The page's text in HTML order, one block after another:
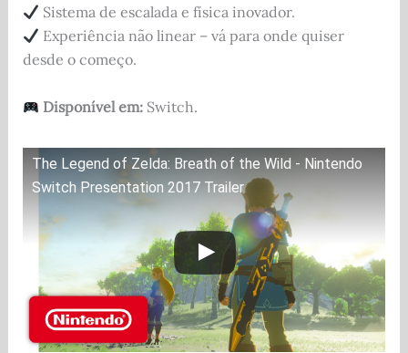
Sistema de escalada e física inovador.
Experiência não linear – vá para onde quiser
desde o começo.
Disponível em:Switch.
The Legend of Zelda: Breath of the Wild - Nintendo
Switch Presentation 2017 Trailer